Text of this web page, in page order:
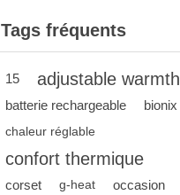
Tags fréquents
15 adjustable warmth
batterie rechargeable bionix
chaleur réglable
confort thermique
corset g-heat
occasion